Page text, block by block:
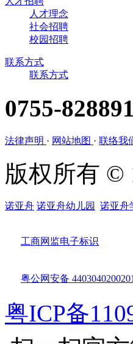
人才理念
社会招聘
校园招聘
联系方式
联系方式
0755-
法律声明 · 网站地图 · 联络我
版权所有 ©
诺亚舟 诺亚舟幼儿园 诺亚舟
工商网监电子标识
粤公网安备
粤ICP备